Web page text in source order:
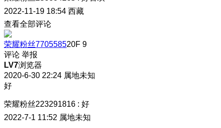
2022-11-19 18:54 西藏
查看全部评论
荣耀粉丝770558520F 9
评论 举报
LV7浏览器
2020-6-30 22:24 属地未知
好
荣耀粉丝223291816 : 好
2022-7-1 11:52 属地未知